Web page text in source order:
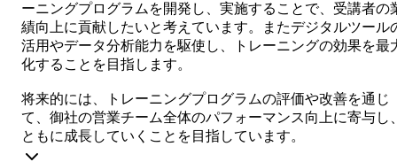
ーニングプログラムを開発し、実施することで、受講者の
績向上に貢献したいと考えています。またデジタルツール
活用やデータ分析能力を駆使し、トレーニングの効果を最
化することを目指します。
将来的には、トレーニングプログラムの評価や改善を通じ
て、御社の営業チーム全体のパフォーマンス向上に寄与し
ともに成長していくことを目指しています。